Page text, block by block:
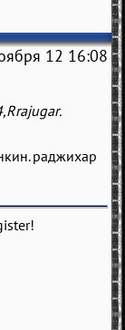
12 16:08
раджихар